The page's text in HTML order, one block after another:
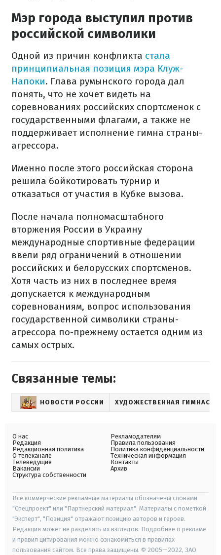
Мэр города выступил против
российской символики
Одной из причин конфликта стала
принципиальная позиция мэра Клуж-
Напоки. Глава румынского города дал
понять, что не хочет видеть на
соревнованиях российских спортсменок с
государственными флагами, а также не
поддерживает исполнение гимна страны-
агрессора.
Именно после этого российская сторона
решила бойкотировать турнир и
отказаться от участия в Кубке вызова.
После начала полномасштабного
вторжения России в Украину
международные спортивные федерации
ввели ряд ограничений в отношении
российских и белорусских спортсменов.
Хотя часть из них в последнее время
допускается к международным
соревнованиям, вопрос использования
государственной символики страны-
агрессора по-прежнему остается одним из
самых острых.
Связанные темы:
НОВОСТИ РОССИИ ХУДОЖЕСТВЕННАЯ
О нас
Редакция
Редакционная политика
О телеканале
Телеведущие
Вакансии
Структура собственности
Рекламодателям
Правила пользования
Политика конфиденциальности
Техническая информация
Контакты
Архив
Все коммерческие рекламные материалы обозначены словами
"Спецпроект" или "Партнерский материал". Материалы с пометкой
"Эксперт", "Позиция" отражают позицию авторов и героев.
Редакция может не разделять их взглядов. Подробнее о рекламе
и правил цитирования можно ознакомиться в правилах
пользования сайтом. Все права защищены. © 2005—2022, ЗАО